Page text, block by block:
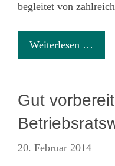
begleitet von
Weiterlesen …
Gut
20. Februar 2014